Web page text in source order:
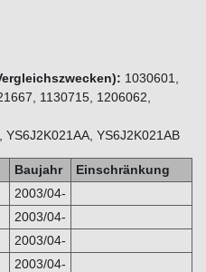
1030601,
1130715, 1206062,
YS6J2K021AB
Baujahr
Einschränkung
2003/04-
2003/04-
2003/04-
2003/04-